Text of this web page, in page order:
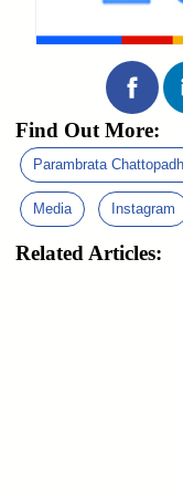
Find Out More:
Parambrata
Media Instagram
Related Articles: